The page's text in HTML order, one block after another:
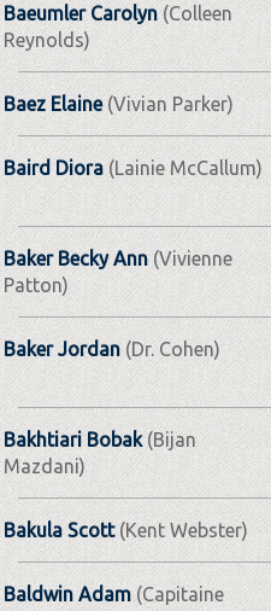
Baeumler Carolyn(Colleen
Reynolds)
Baez Elaine(Vivian Parker)
Baird Diora(Lainie McCallum)
Baker Becky Ann(Vivienne
Patton)
Baker Jordan(Dr. Cohen)
Bakhtiari Bobak(Bijan
Mazdani)
Bakula Scott(Kent Webster)
Baldwin Adam(Capitaine